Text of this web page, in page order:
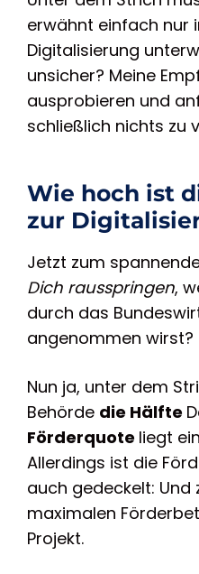
erwähnt einfach nur
Digitalisierung
unsicher? Meine
ausprobieren und
schließlich nichts zu
Wie hoch ist
zur
Jetzt zum
Dich rausspringen,
durch das
angenommen wirst?
Nun ja, unter dem
Behörde die Hälfte
Förderquote liegt
Allerdings ist die
auch gedeckelt: Und
maximalen
Projekt.